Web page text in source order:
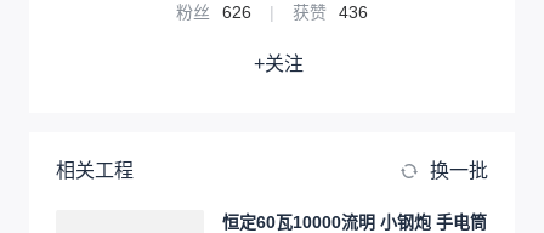
粉丝 626 | 获赞 436
+关注
相关工程 换一批
恒定60瓦10000流明 小钢炮 手电筒